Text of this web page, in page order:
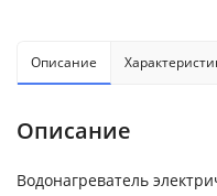
Описание
Описание
Водонагреватель